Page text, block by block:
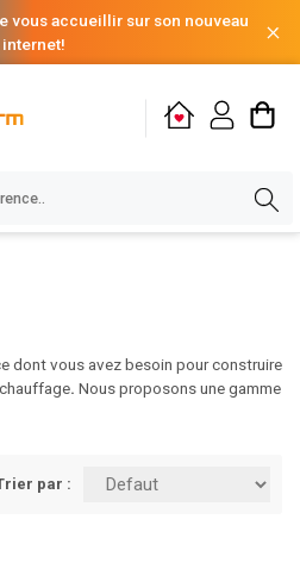
vous accueillir sur son nouveau
internet!
dont vous avez besoin pour construire
. Nous proposons une gamme
à tous vos besoins : brûleurs,
professionnel ou particulier, nos
et durabilité pour garantir votre
par :